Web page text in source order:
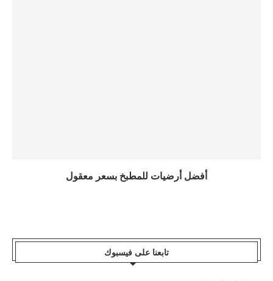
أفضل أرضيات للمطبخ بسعر معقول
تابعنا على فيسبوك